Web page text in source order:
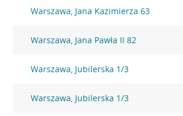
Warszawa, Jana Kazimierza 63
Warszawa, Jana Pawła II 82
Warszawa, Jubilerska 1/3
Warszawa, Jubilerska 1/3